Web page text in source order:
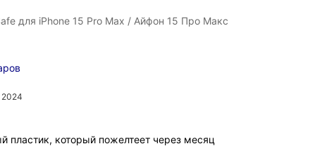
для iPhone 15 Pro Max / Айфон 15 Про Макс
пластик, который пожелтеет через месяц